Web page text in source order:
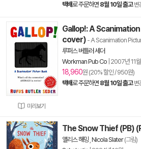
택배로 주문하면 8월 10일 출고 변
미리보기
Gallop!: A
cover) - A Scanimation
루퍼스 버틀러 세더
Workman Pub Co 2007년 11월
18,960원 (20% 할인 / 950원)
택배로 주문하면 8월 10일 출고 변
The Snow Thief (PB)
앨리스 해밍 Nicola Slater(그림)